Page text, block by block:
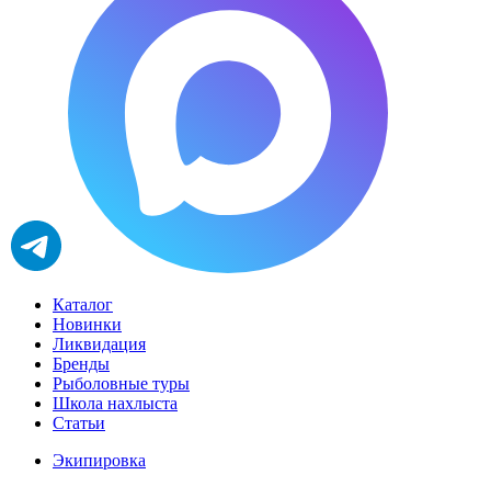
Каталог
Новинки
Ликвидация
Бренды
Рыболовные туры
Школа нахлыста
Статьи
Экипировка